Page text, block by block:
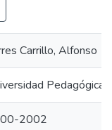
Carrillo, Alfonso
Pedagógica
2002